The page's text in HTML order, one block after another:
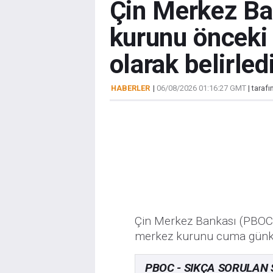
Çin Merkez
kurunu
olarak
HABERLER | 06/08/2026 01:16:27 GMT|
Çin Merkez Bankası
merkez kurunu cuma
PBOC - SIKÇA SORULAN